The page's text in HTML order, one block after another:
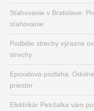
Sťahovanie v Bratislave:
sťahovanie
Podbitie strechy výrazne
strechy
Epoxidová podlaha:
priestor
Elektrikár Petržalka vám